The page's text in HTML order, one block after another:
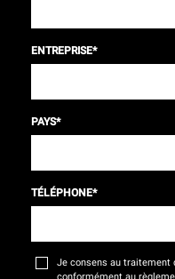
ENTREPRISE*
PAYS*
TÉLÉPHONE*
Je consens au traitement